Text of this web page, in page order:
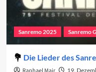
Sanremo 2025 Sanremo
Die Lieder des
19.